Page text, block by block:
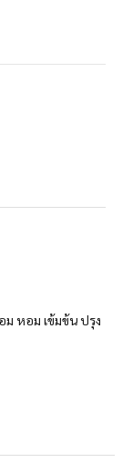
หอม เข้มข้น ปรุง